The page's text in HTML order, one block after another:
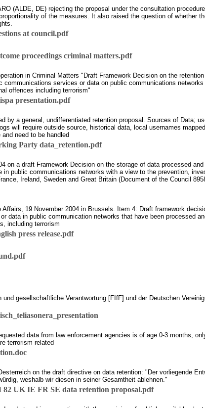
(ALDE, DE) rejecting the proposal under the consultation
of the measures. It also raised the question of whether
at council.pdf
proceedings criminal matters.pdf
in Criminal Matters "Draft Framework Decision on the
services or data on public communications
offences including terrorism"
presentation.pdf
by a general, undifferentiated retention proposal. Sources of Data;
will require outside source, historical data, local usernames
need to be handled
Party data_retention.pdf
on a draft Framework Decision on the storage of data processed
public communications networks with a view to the prevention,
Ireland, Sweden and Great Britain (Document of the Council
19 November 2004 in Brussels. Item 4: Draft framework
data in public communication networks that have been processed
including terrorism
press release.pdf
gesellschaftliche Verantwortung [FIfF] und der Deutschen
data from law enforcement agencies is of age 0-3 months,
terrorism related
on the draft directive on data retention: "Der vorliegende
weshalb wir diesen in seiner Gesamtheit ablehnen."
UK IE FR SE data retention proposal.pdf